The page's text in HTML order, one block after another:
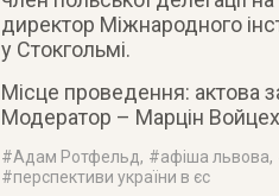
директор Міжнародного
у Стокгольмі.
Місце проведення: актова
Модератор – Марцін
#Адам Ротфельд, #афіша львова,
#перспективи україни в єс